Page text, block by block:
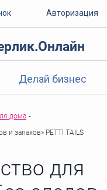
Авторизация
Делай бизнес
дома -
и запахов» PETTI TAILS
для